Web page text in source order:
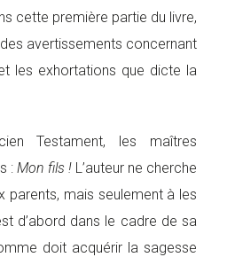
cette première partie du livre,
avertissements concernant
les exhortations que dicte la
Testament, les maîtres
: Mon fils ! L’auteur ne cherche
parents, mais seulement à les
d’abord dans le cadre de sa
doit acquérir la sagesse